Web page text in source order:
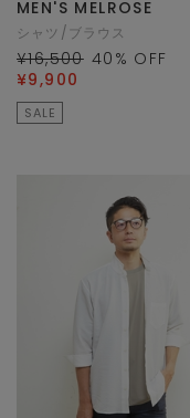
MEN'S MELROSE
シャツ/ブラウス
¥16,500 40 % OFF
¥9,900
SALE